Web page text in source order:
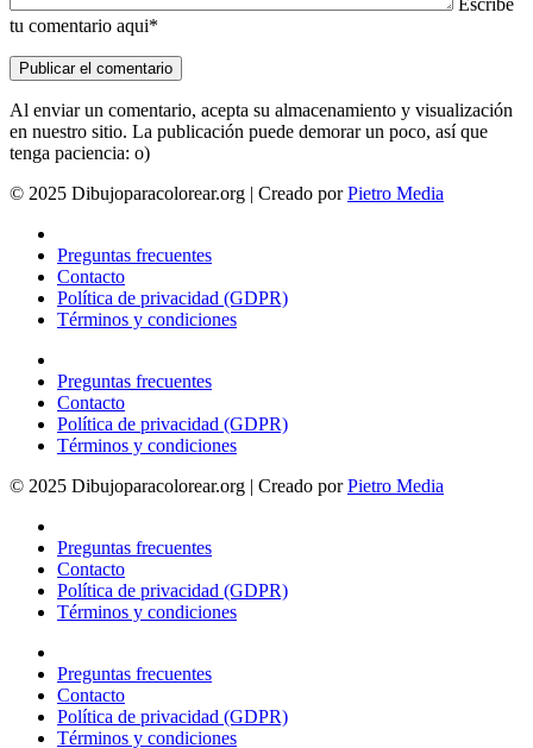
Escribe
tu comentario aqui*
Al enviar un comentario, acepta su almacenamiento y visualización
en nuestro sitio. La publicación puede demorar un poco, así que
tenga paciencia: o)
© 2025 Dibujoparacolorear.org | Creado porPietro Media
Preguntas frecuentes
Contacto
Política de privacidad (GDPR)
Términos y condiciones
Preguntas frecuentes
Contacto
Política de privacidad (GDPR)
Términos y condiciones
© 2025 Dibujoparacolorear.org | Creado porPietro Media
Preguntas frecuentes
Contacto
Política de privacidad (GDPR)
Términos y condiciones
Preguntas frecuentes
Contacto
Política de privacidad (GDPR)
Términos y condiciones